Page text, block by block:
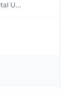
U...